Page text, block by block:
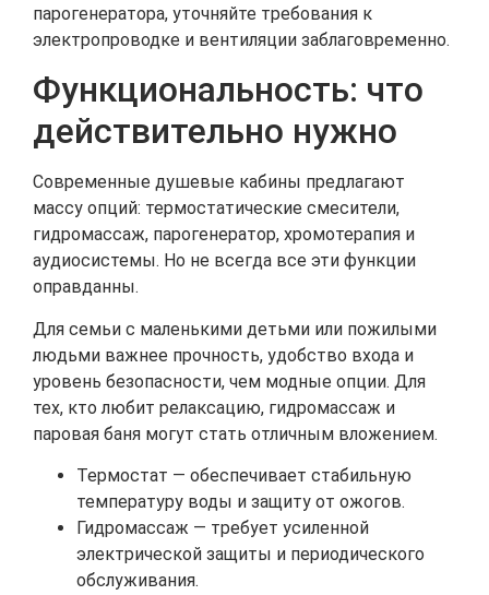
парогенератора, уточняйте требования к
электропроводке и вентиляции заблаговременно.
Функциональность: что
действительно нужно
Современные душевые кабины предлагают
массу опций: термостатические смесители,
гидромассаж, парогенератор, хромотерапия и
аудиосистемы. Но не всегда все эти функции
оправданны.
Для семьи с маленькими детьми или пожилыми
людьми важнее прочность, удобство входа и
уровень безопасности, чем модные опции. Для
тех, кто любит релаксацию, гидромассаж и
паровая баня могут стать отличным вложением.
Термостат — обеспечивает стабильную
температуру воды и защиту от ожогов.
Гидромассаж — требует усиленной
электрической защиты и периодического
обслуживания.